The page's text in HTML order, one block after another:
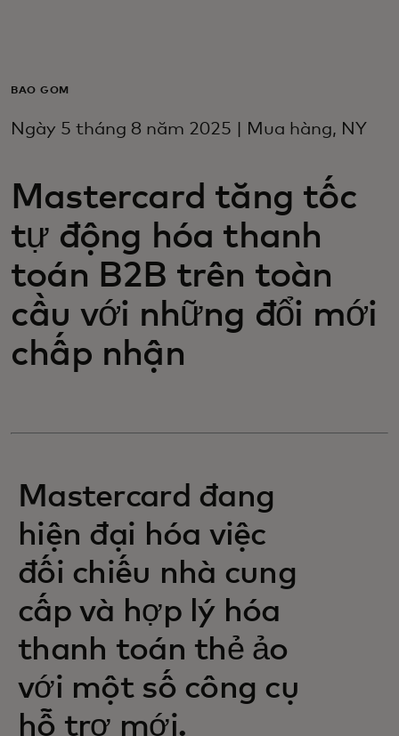
Dành cho doanh nghiệp
Dành cho nhà đổi mới
Tin tức và xu hướng
BAO GỒM
Ngày 5 tháng 8 năm 2025 | Mua hàng, NY
Mastercard tăng tốc
tự động hóa thanh
toán B2B trên toàn
cầu với những đổi mới
chấp nhận
Mastercard đang
hiện đại hóa việc
đối chiếu nhà cung
cấp và hợp lý hóa
thanh toán thẻ ảo
với một số công cụ
hỗ trợ mới.